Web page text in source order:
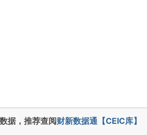
据，推荐查阅财新数据通【CEIC库】